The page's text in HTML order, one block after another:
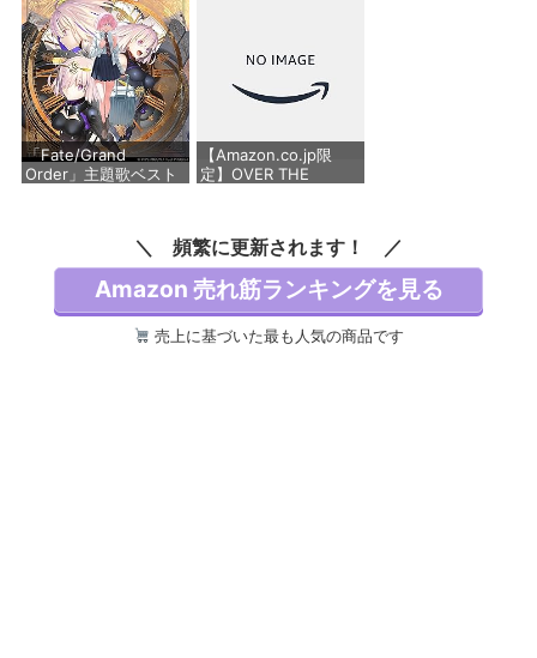
「Fate/Grand
Order」主題歌ベスト
価格：¥4,950
【Amazon.co.jp限
定】OVER THE
典 ： 「特製オーディ
オカード【なおぼうひ
とりアカペラメドレ
ー】」 ＆
Amazon.co.jp限定特
典 ： メガジャケ
頻繁に更新されます！
Amazon 売れ筋ランキングを見る
売上に基づいた最も人気の商品です